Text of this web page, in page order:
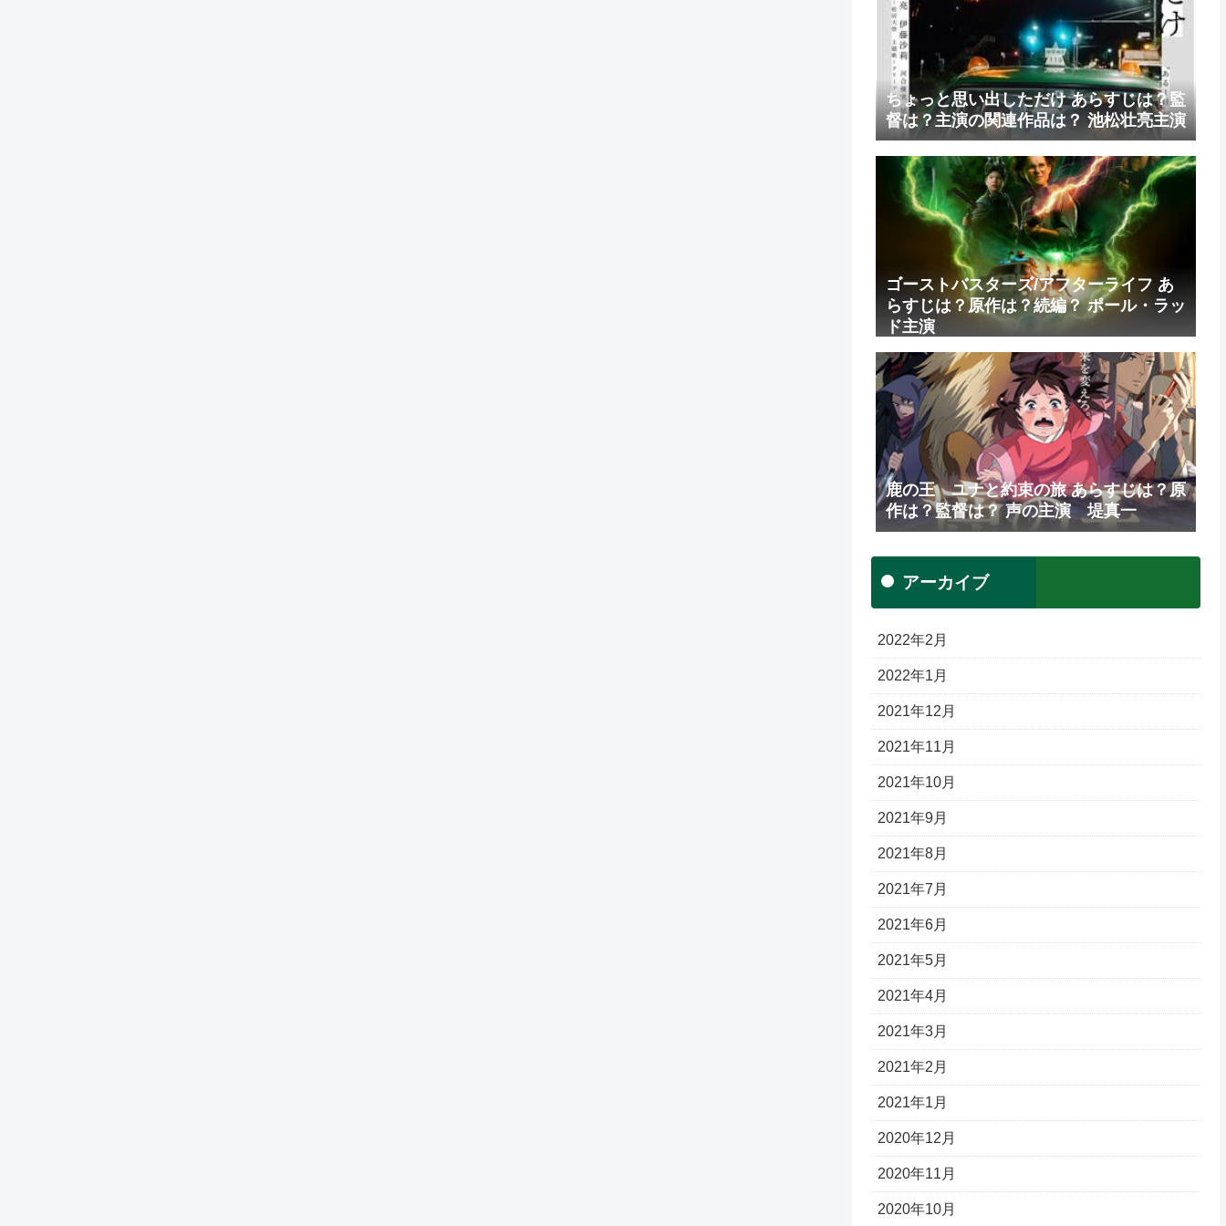
ちょっと思い出しただけ あらすじは？監
督は？主演の関連作品は？ 池松壮亮主演
ゴーストバスターズ/アフターライフ あ
らすじは？原作は？続編？ ポール・ラッ
ド主演
鹿の王 ユナと約束の旅 あらすじは？原
作は？監督は？ 声の主演 堤真一
アーカイブ
2022年2月
2022年1月
2021年12月
2021年11月
2021年10月
2021年9月
2021年8月
2021年7月
2021年6月
2021年5月
2021年4月
2021年3月
2021年2月
2021年1月
2020年12月
2020年11月
2020年10月